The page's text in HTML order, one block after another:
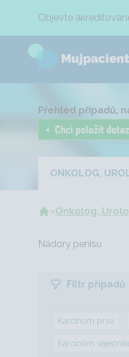
Objevte
Přehled případů,
ONKOLOG,
»Onkolog,
Nádory penisu
Filtr případů
Karcinom prsu
Karcinom